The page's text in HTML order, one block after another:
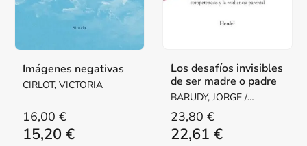
Imágenes negativas
CIRLOT, VICTORIA
16,00 €
15,20 €
Los desafíos invisibles
de ser madre o padre
BARUDY, JORGE /
DANTAGNAN, MARYORIE
23,80 €
22,61 €